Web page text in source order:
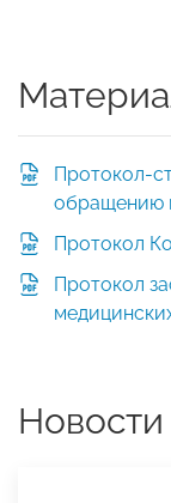
Протокол-
обращению
Протокол
Протокол